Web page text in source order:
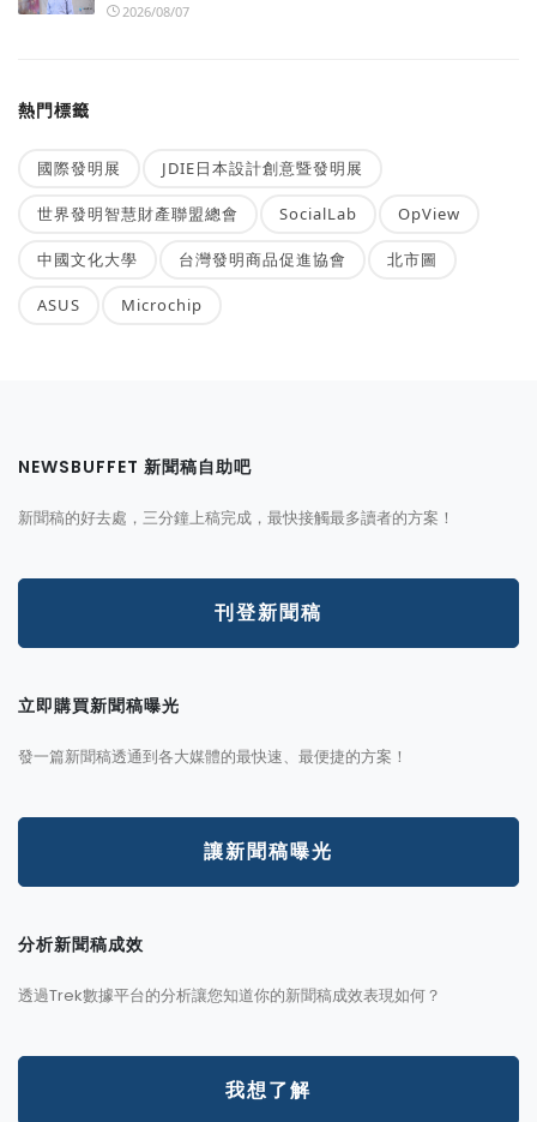
2026/08/07
熱門標籤
國際發明展 JDIE日本設計創意暨發明展
世界發明智慧財產聯盟總會 SocialLab OpView
中國文化大學 台灣發明商品促進協會 北市圖
ASUS Microchip
NEWSBUFFET 新聞稿自助吧
新聞稿的好去處，三分鐘上稿完成，最快接觸最多讀者的方案！
刊登新聞稿
立即購買新聞稿曝光
發一篇新聞稿透通到各大媒體的最快速、最便捷的方案！
讓新聞稿曝光
分析新聞稿成效
透過Trek數據平台的分析讓您知道你的新聞稿成效表現如何？
我想了解